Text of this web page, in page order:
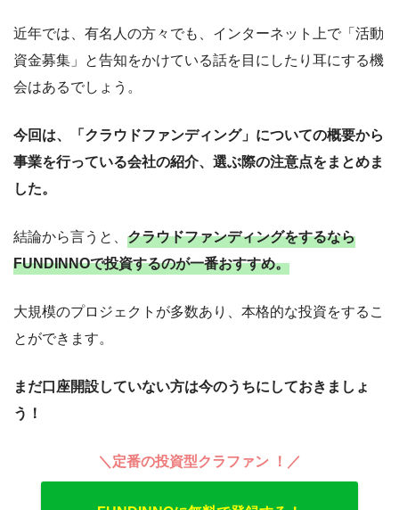
近年では、有名人の方々でも、インターネット上で「活動
資金募集」と告知をかけている話を目にしたり耳にする機
会はあるでしょう。
今回は、「クラウドファンディング」についての概要から
事業を行っている会社の紹介、選ぶ際の注意点をまとめま
した。
結論から言うと、 クラウドファンディングをするなら
FUNDINNOで投資するのが一番おすすめ。
大規模のプロジェクトが多数あり、本格的な投資をするこ
とができます。
まだ口座開設していない方は今のうちにしておきましょ
う！
＼定番の投資型クラファン ！／